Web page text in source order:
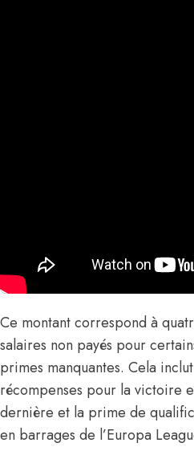
Ce montant correspond à
salaires non payés pour
primes manquantes. Cela
récompenses pour la victoire
dernière et la prime de
en barrages de l’Europa